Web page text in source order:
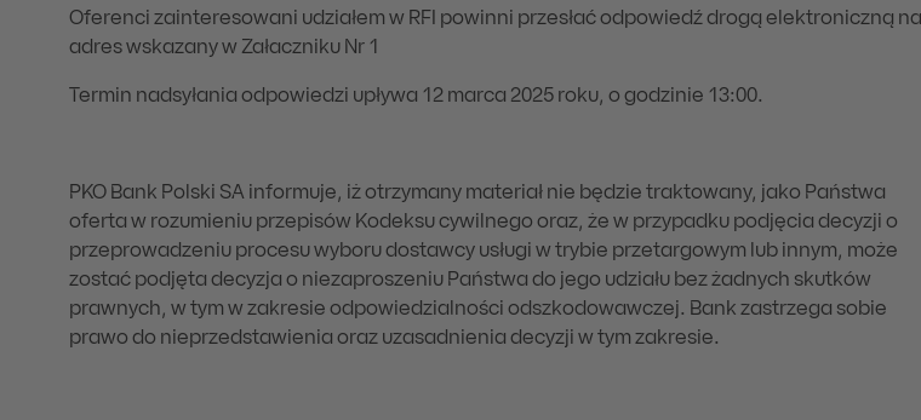
Oferenci zainteresowani udziałem w RFI powinni przesłać odpowiedź drogą elektroniczną na
adres wskazany w Załaczniku Nr 1
Termin nadsyłania odpowiedzi upływa 12 marca 2025 roku, o godzinie 13:00.
PKO Bank Polski SA informuje, iż otrzymany materiał nie będzie traktowany, jako Państwa
oferta w rozumieniu przepisów Kodeksu cywilnego oraz, że w przypadku podjęcia decyzji o
przeprowadzeniu procesu wyboru dostawcy usługi w trybie przetargowym lub innym, może
zostać podjęta decyzja o niezaproszeniu Państwa do jego udziału bez żadnych skutków
prawnych, w tym w zakresie odpowiedzialności odszkodowawczej. Bank zastrzega sobie
prawo do nieprzedstawienia oraz uzasadnienia decyzji w tym zakresie.